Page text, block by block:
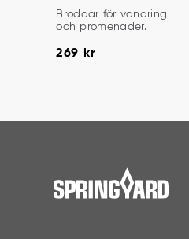
BRODDAR
Broddar för vandring
och promenader.
Pris :
269 kr